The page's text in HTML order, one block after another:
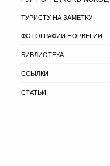
ТУРИСТУ НА ЗАМЕТКУ
ФОТОГРАФИИ НОРВЕГИИ
БИБЛИОТЕКА
ССЫЛКИ
СТАТЬИ